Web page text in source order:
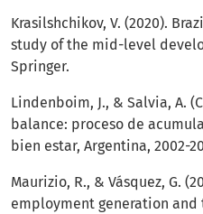
Krasilshchikov, V. (2020).
study of the mid-level
Springer.
Lindenboim, J., & Salvia, A.
balance: proceso de
bien estar, Argentina, 2002-
Maurizio, R., & Vásquez, G.
employment generation